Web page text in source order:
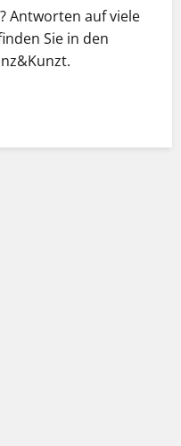
Antworten auf viele
Sie in den